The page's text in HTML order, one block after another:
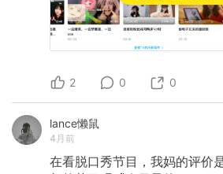
2 0 0
lance懒鼠
4月前
在看脱口秀节目，我妈的评价